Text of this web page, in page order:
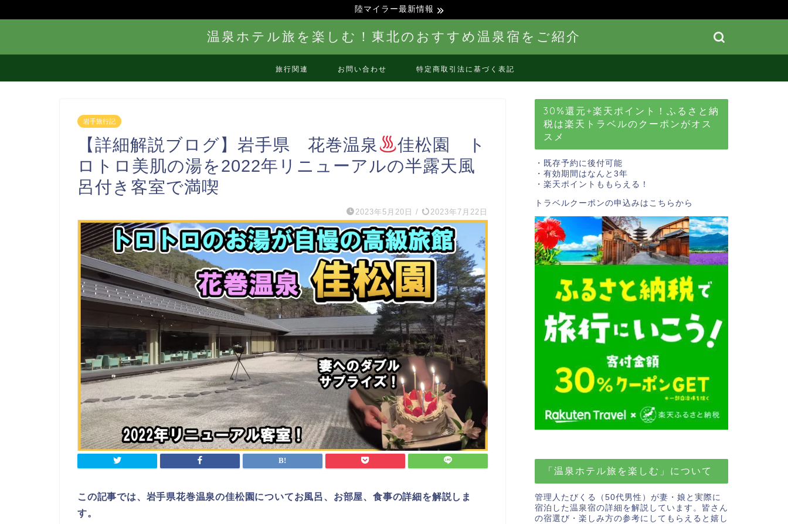
陸マイラー最新情報
温泉ホテル旅を楽しむ！東北のおすすめ温泉宿をご紹介
旅行関連 お問い合わせ 特定商取引法に基づく表記
岩手旅行記
【詳細解説ブログ】岩手県 花巻温泉
佳松園 ト
ロトロ美肌の湯を2022年リニューアルの半露天風
呂付き客室で満喫
2023年5月20日 / 2023年7月22日
この記事では、岩手県花巻温泉の佳松園についてお風呂、お部屋、食事の詳細を解説しま
す。
30%還元+楽天ポイント！ふるさと納
税は楽天トラベルのクーポンがオス
スメ
・既存予約に後付可能
・有効期間はなんと3年
・楽天ポイントももらえる！
トラベルクーポンの申込みはこちら から
「温泉ホテル旅を楽しむ」について
管理人たびくる（50代男性）が妻・娘と実際に
宿泊した温泉宿の詳細を解説しています。皆さん
の宿選び・楽しみ方の参考にしてもらえると嬉し